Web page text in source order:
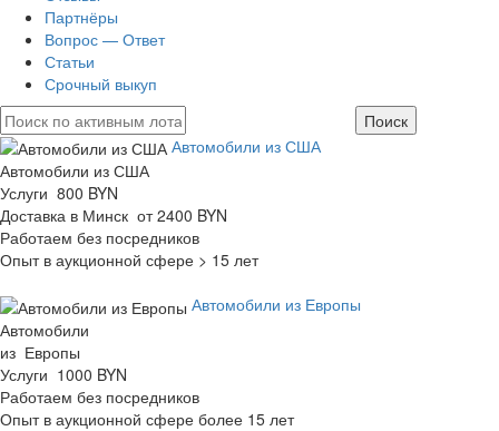
Партнёры
Вопрос — Ответ
Статьи
Срочный выкуп
Автомобили из США
Автомобили из США
Услуги 800 BYN
Доставка в Минск от 2400 BYN
Работаем без посредников
Опыт в аукционной сфере > 15 лет
Автомобили из Европы
Автомобили
из Европы
Услуги 1000 BYN
Работаем без посредников
Опыт в аукционной сфере более 15 лет